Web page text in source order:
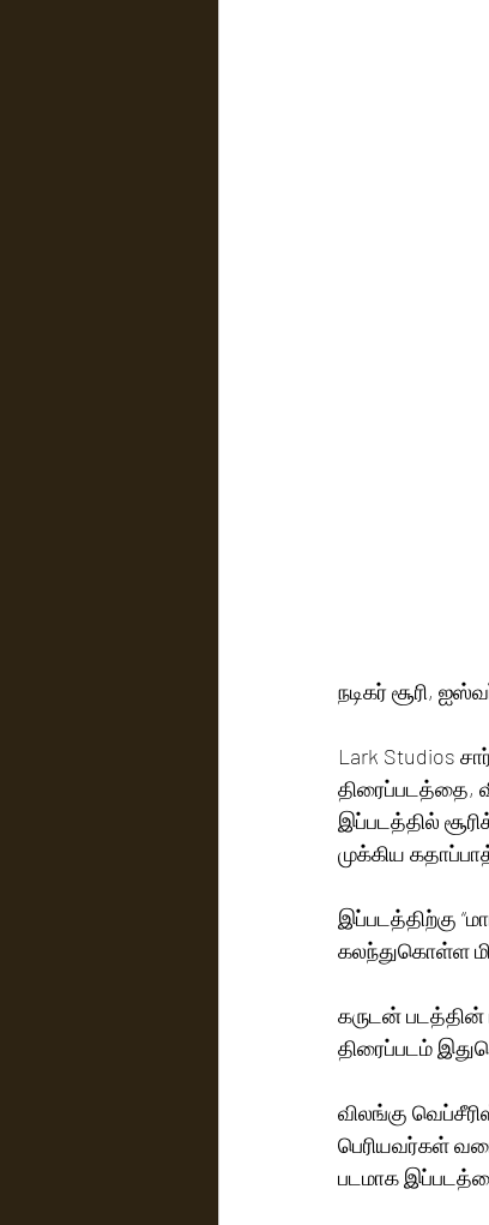
Lark Studios
திரைப்படத்தை,
இப்படத்தில் சூரிக்கு
முக்கிய
இப்படத்திற்கு
கலந்துகொள்ள
கருடன் படத்தின்
திரைப்படம்
விலங்கு
பெரியவர்கள்
படமாக